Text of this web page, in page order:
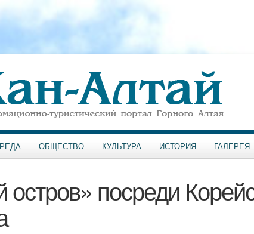
ОБЩЕСТВО КУЛЬТУРА ИСТОРИЯ ГАЛЕРЕЯ
посреди